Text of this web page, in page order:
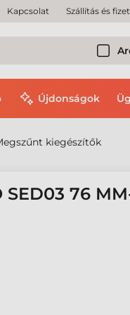
Kapcsolat Szállítás és
Újdonságok
kiegészítők
SED03 76